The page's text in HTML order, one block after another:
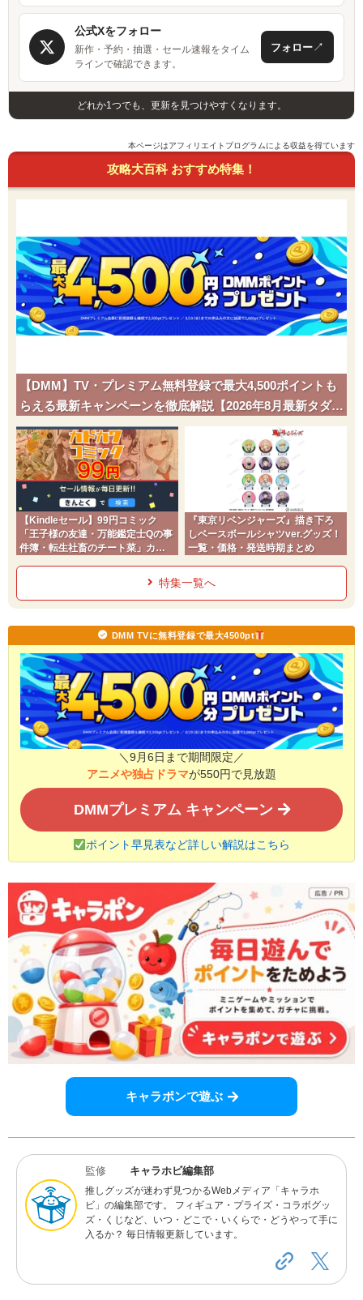
公式Xをフォロー
新作・予約・抽選・セール速報をタイム
ラインで確認できます。
フォロー↗
どれか1つでも、更新を見つけやすくなります。
本ページはアフィリエイトプログラムによる収益を得ています
攻略大百科 おすすめ特集！
【DMM】TV・プレミアム無料登録で最大4,500ポイントも
らえる最新キャンペーンを徹底解説【2026年8月最新タダポ
チ】
【Kindleセール】99円コミック
「王子様の友達・万能鑑定士Qの事
件簿・転生社畜のチート菜」カド
『東京リベンジャーズ』描き下ろ
しベースボールシャツver.グッズ！
一覧・価格・発送時期まとめ
特集一覧へ
DMM TVに無料登録で最大4500pt
＼9月6日まで期間限定／
アニメや独占ドラマが550円で見放題
DMMプレミアム キャンペーン
ポイント早見表など詳しい解説はこちら
キャラポンで遊ぶ
監修 キャラホビ編集部
推しグッズが迷わず見つかるWebメディア「キャラホ
ビ」の編集部です。 フィギュア・プライズ・コラボグッ
ズ・くじなど、いつ・どこで・いくらで・どうやって手に
入るか？ 毎日情報更新しています。